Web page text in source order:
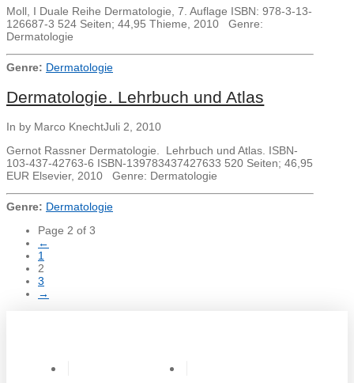
Moll, I Duale Reihe Dermatologie, 7. Auflage ISBN: 978-3-13-
126687-3 524 Seiten; 44,95 Thieme, 2010 Genre:
Dermatologie
Genre: Dermatologie
Dermatologie. Lehrbuch und Atlas
In by Marco KnechtJuli 2, 2010
Gernot Rassner Dermatologie. Lehrbuch und Atlas. ISBN-
103-437-42763-6 ISBN-139783437427633 520 Seiten; 46,95
EUR Elsevier, 2010 Genre: Dermatologie
Genre: Dermatologie
Page 2 of 3
←
1
2
3
→